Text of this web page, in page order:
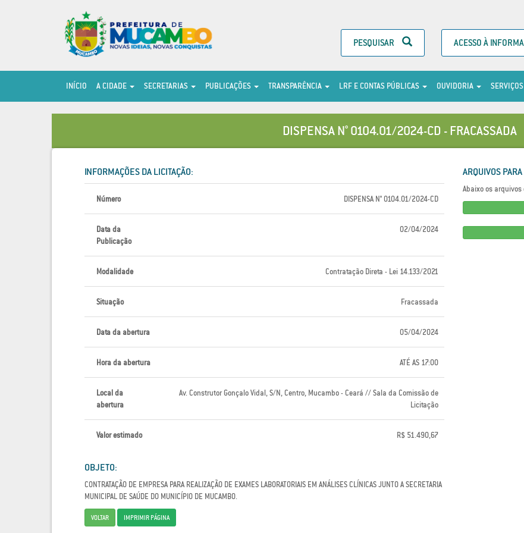
PESQUISAR ACESSO À
INÍCIO A CIDADE SECRETARIAS PUBLICAÇÕES TRANSPARÊNCIA LRF E CONTAS PÚBLICAS OUVIDORIA SERVIÇOS
DISPENSA N° 0104.01/2024-CD - FRACASSADA
INFORMAÇÕES DA LICITAÇÃO:
Número DISPENSA N° 0104.01/2024-CD
Data da
Publicação
02/04/2024
Modalidade Contratação Direta - Lei 14.133/2021
Situação Fracassada
Data da abertura 05/04/2024
Hora da abertura ATÉ AS 17:00
Local da
abertura
Av. Construtor Gonçalo Vidal, S/N, Centro, Mucambo - Ceará // Sala da Comissão de
Licitação
Valor estimado R$ 51.490,67
OBJETO:
CONTRATAÇÃO DE EMPRESA PARA REALIZAÇÃO DE EXAMES LABORATORIAIS EM ANÁLISES CLÍNICAS JUNTO A SECRETARIA
MUNICIPAL DE SAÚDE DO MUNICÍPIO DE MUCAMBO.
VOLTAR IMPRIMIR PÁGINA
ARQUIVOS
Abaixo os